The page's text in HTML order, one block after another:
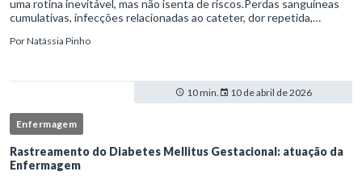
uma rotina inevitável, mas não isenta de riscos.Perdas sanguíneas
cumulativas, infecções relacionadas ao cateter, dor repetida,
PorNatássia Pinho
10 min. 10 de abril de 2026
Enfermagem
Rastreamento do Diabetes Mellitus Gestacional: atuação da
Enfermagem